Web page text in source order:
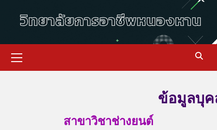
ข้อมูลบุค
สาขาวิชาช่างยนต์